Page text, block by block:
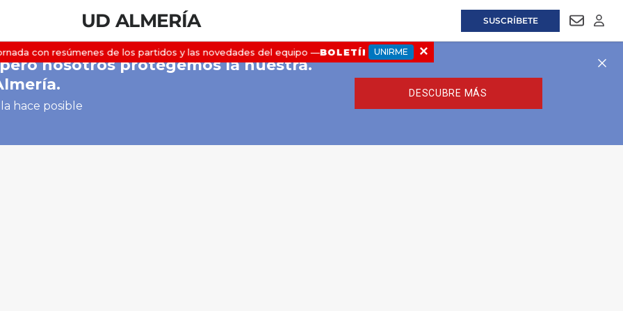
SUSCRÍBETE
UD ALMERÍA